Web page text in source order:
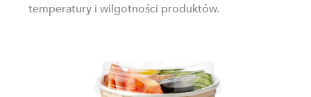
temperatury i wilgotności produktów.